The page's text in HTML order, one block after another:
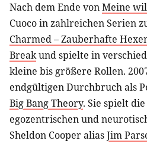
Nach dem Ende vonMeine
Cuoco in zahlreichen Serien
Charmed – Zauberhafte
Breakund spielte in
kleine bis größere Rollen.
endgültigen Durchbruch als
Big Bang Theory. Sie spielt
egozentrischen und
Sheldon Cooper aliasJim